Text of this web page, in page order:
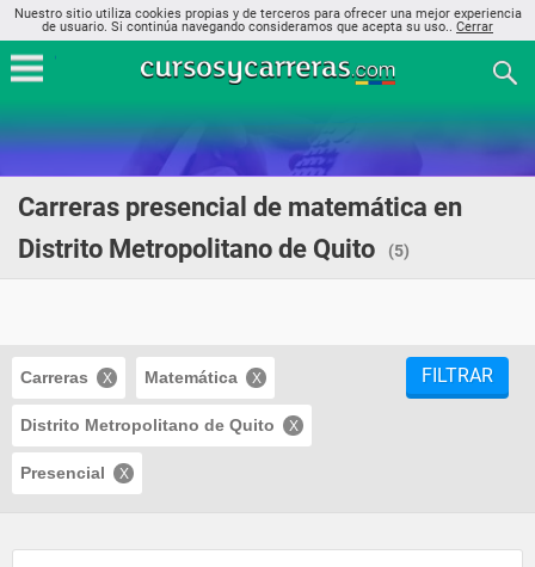
Nuestro sitio utiliza cookies propias y de terceros para ofrecer una mejor experiencia
de usuario. Si continúa navegando consideramos que acepta su uso.. Cerrar
Carreras presencial de matemática en
Distrito Metropolitano de Quito
(5)
Carreras Matemática
Distrito Metropolitano de Quito
Presencial
FILTRAR